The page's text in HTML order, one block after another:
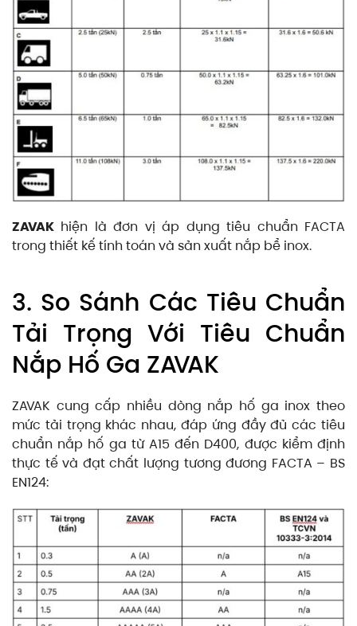
ZAVAK hiện là đơn vị áp dụng tiêu chuẩn FACTA
trong thiết kế tính toán và sản xuất nắp bể inox.
3. So Sánh Các Tiêu Chuẩn
Tải Trọng Với Tiêu Chuẩn
Nắp Hố Ga ZAVAK
ZAVAK cung cấp nhiều dòng nắp hố ga inox theo
mức tải trọng khác nhau, đáp ứng đầy đủ các tiêu
chuẩn nắp hố ga từ A15 đến D400, được kiểm định
thực tế và đạt chất lượng tương đương FACTA – BS
EN124: